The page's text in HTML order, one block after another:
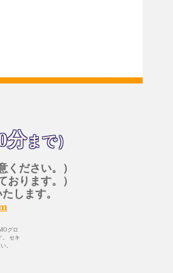
分まで）
ださい。）
ります。）
します。
グロ
。 セキ
。